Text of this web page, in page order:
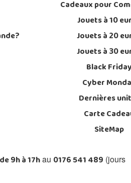
Cadeaux pour
Jouets à 10
Jouets à 20
Jouets à 30
Black Friday
Cyber
Dernières
Carte
SiteMap
9h à 17hau 0176 541 489 (jours